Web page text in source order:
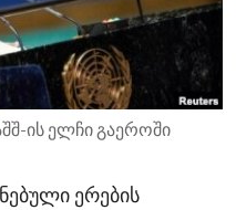
ის ელჩი გაეროში
ერების